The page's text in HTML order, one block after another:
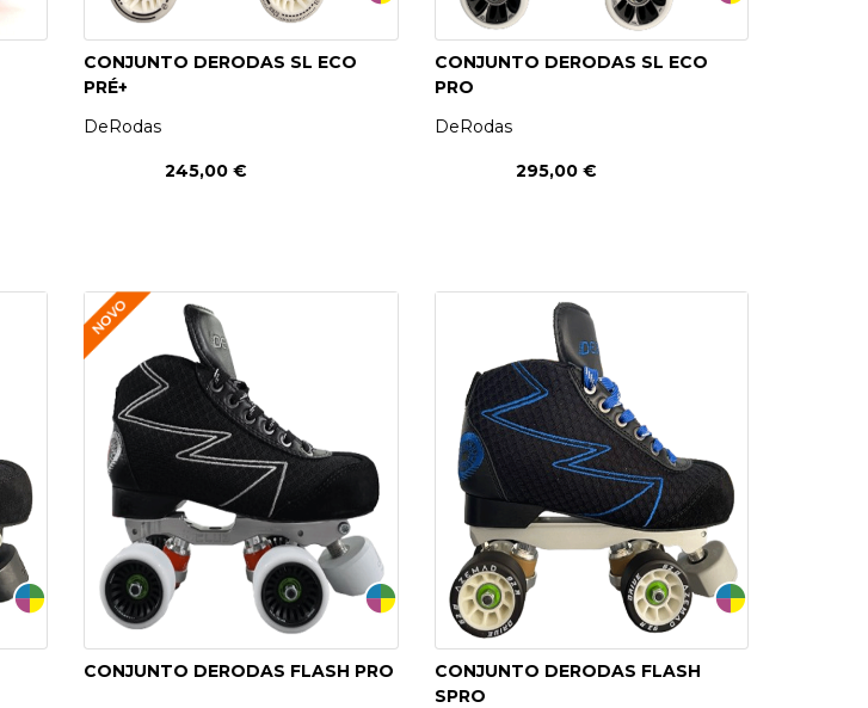
CONJUNTO DERODAS SL ECO
PRÉ+
DeRodas
245,00 €
CONJUNTO DERODAS SL ECO
PRO
DeRodas
295,00 €
CONJUNTO DERODAS FLASH PRO
CONJUNTO DERODAS FLASH
SPRO